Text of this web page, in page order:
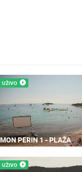
UŽIVO
MON PERIN 1 - PLAŽA
UŽIVO